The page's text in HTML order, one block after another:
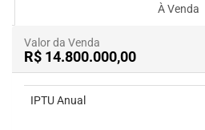
À Venda
Valor da Venda
R$ 14.800.000,00
IPTU Anual